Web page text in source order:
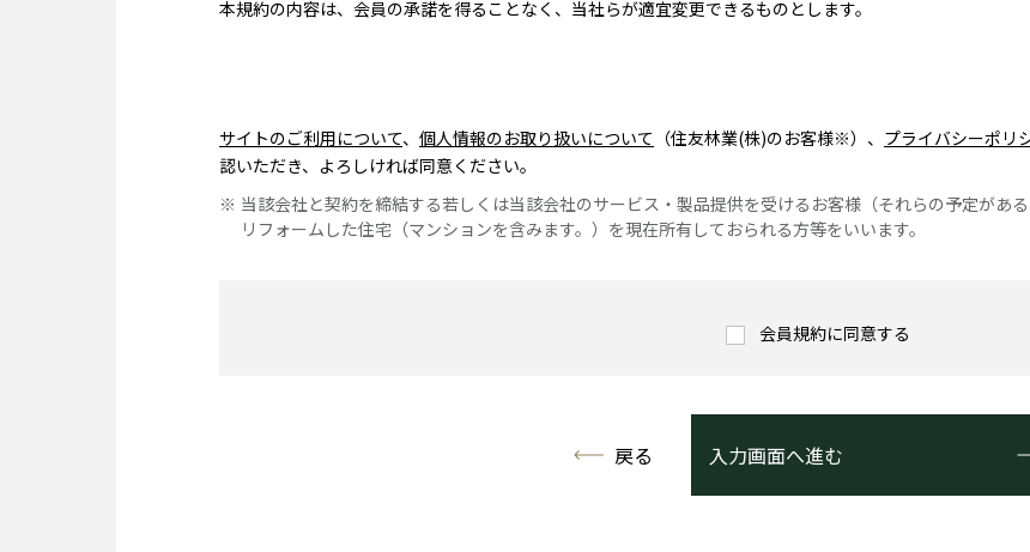
本規約の内容は、会員の承諾を得ることなく、当社らが適宜変更できるものとします。
サイトのご利用について、 個人情報のお取り扱いについて （住友林業(株)のお客様※）、 プライバシーポリ
認いただき、よろしければ同意ください。
当該会社と契約を締結する若しくは当該会社のサービス・製品提供を受けるお客様（それらの予定があ
リフォームした住宅（マンションを含みます。）を現在所有しておられる方等をいいます。
会員規約に同意する
戻る 入力画面へ進む